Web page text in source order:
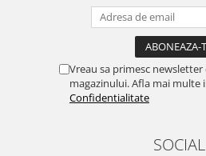
Vreau sa primesc
magazinului. Afla mai multe
Confidentialitate
SOCIAL